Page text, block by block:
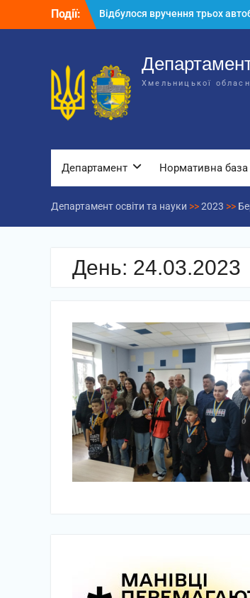
Події:
Відбулося вручення трьох
для потреб закладів освіти
Департаменту освіти та науки
державної адміністрації
Відбулась обласна нарада для
відповідальних за національно-
патріотичне виховання
Хмельницької
Департамент Нормативна база
Департамент освіти та науки >>2023 >>
День: 24.03.2023